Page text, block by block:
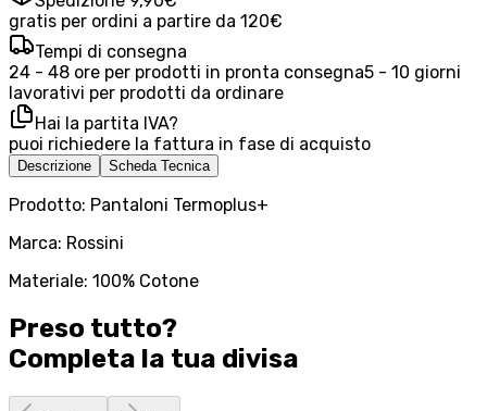
gratis per ordini a partire da 120€
Tempi di consegna
24 - 48 ore per prodotti in pronta consegna5 - 10 giorni
lavorativi per prodotti da ordinare
Hai la partita IVA?
puoi richiedere la fattura in fase di acquisto
Descrizione Scheda Tecnica
Prodotto: Pantaloni Termoplus+
Marca: Rossini
Materiale: 100% Cotone
Preso tutto?
Completa la tua divisa